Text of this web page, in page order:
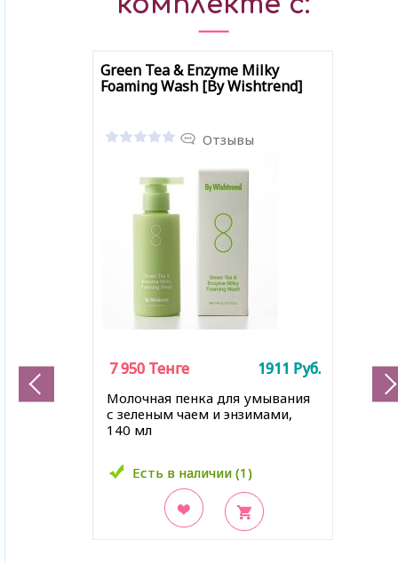
Green Tea & Enzyme Milky
Foaming Wash [By Wishtrend]
Отзывы
Молочная пенка для умывания
с зеленым чаем и энзимами,
140 мл
Есть в наличии (1)
7 950 Тенге 1911 Руб.
Есть в наличии (1)
7 950 Тенге 1911 Руб.